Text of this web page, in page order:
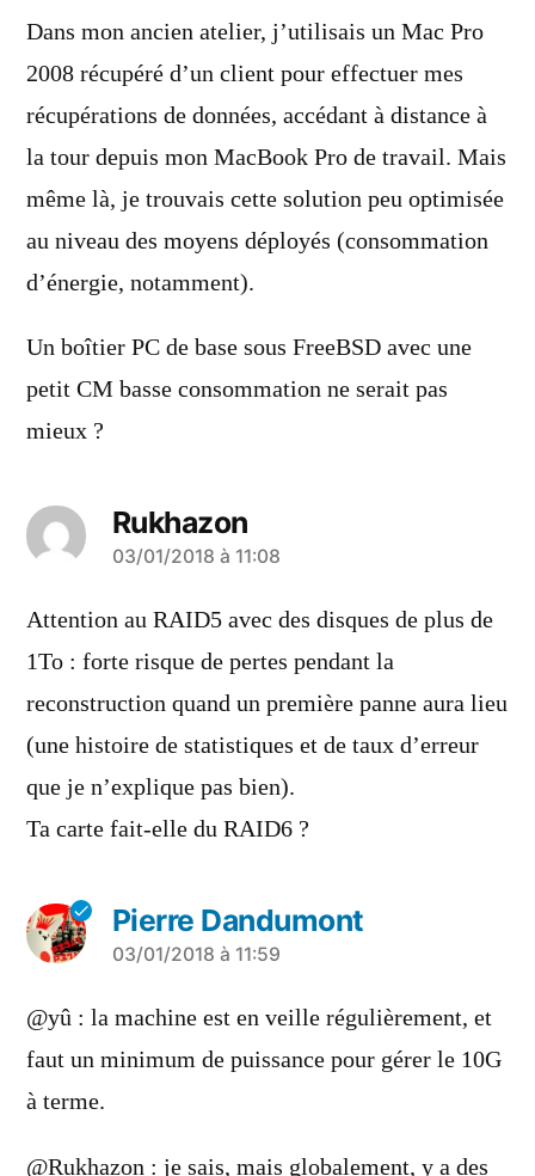
Dans mon ancien atelier, j’utilisais un Mac Pro
2008 récupéré d’un client pour effectuer mes
récupérations de données, accédant à distance à
la tour depuis mon MacBook Pro de travail. Mais
même là, je trouvais cette solution peu optimisée
au niveau des moyens déployés (consommation
d’énergie, notamment).
Un boîtier PC de base sous FreeBSD avec une
petit CM basse consommation ne serait pas
mieux ?
Rukhazon
a
dit :
03/01/2018 à 11:08
Attention au RAID5 avec des disques de plus de
1To : forte risque de pertes pendant la
reconstruction quand un première panne aura lieu
(une histoire de statistiques et de taux d’erreur
que je n’explique pas bien).
Ta carte fait-elle du RAID6 ?
Pierre Dandumont
a
dit :
03/01/2018 à 11:59
@yû : la machine est en veille régulièrement, et
faut un minimum de puissance pour gérer le 10G
à terme.
@Rukhazon : je sais, mais globalement, y a des